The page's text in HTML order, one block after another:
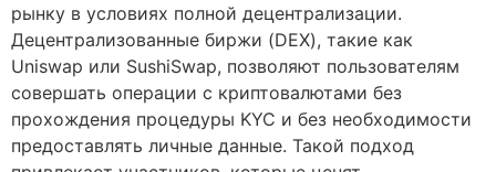
рынку в условиях полной децентрализации.
Децентрализованные биржи (DEX), такие как
Uniswap или SushiSwap, позволяют пользователям
совершать операции с криптовалютами без
прохождения процедуры KYC и без необходимости
предоставлять личные данные. Такой подход